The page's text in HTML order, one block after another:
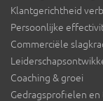
Klantgerichtheid
Persoonlijke
Commerciële
Coaching & groei
Gedragsprofielen